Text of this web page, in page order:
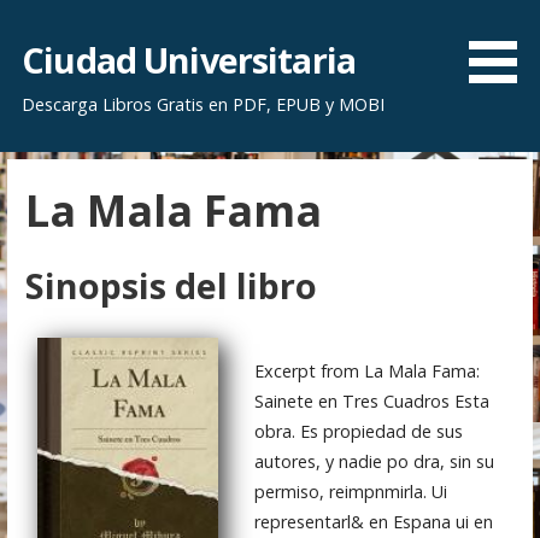
r
a
l
c
o
n
e
n
i
d
o
Ciudad Universitaria
Descarga Libros Gratis en PDF, EPUB y MOBI
La Mala Fama
Sinopsis del libro
Excerpt from La Mala Fama:
Sainete en Tres Cuadros Esta
obra. Es propiedad de sus
autores, y nadie po dra, sin su
permiso, reimpnmirla. Ui
representarl& en Espana ui en